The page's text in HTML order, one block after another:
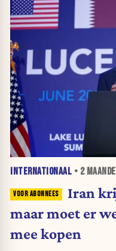
INTERNATIONAAL • 2
Iran
maar moet er
mee kopen